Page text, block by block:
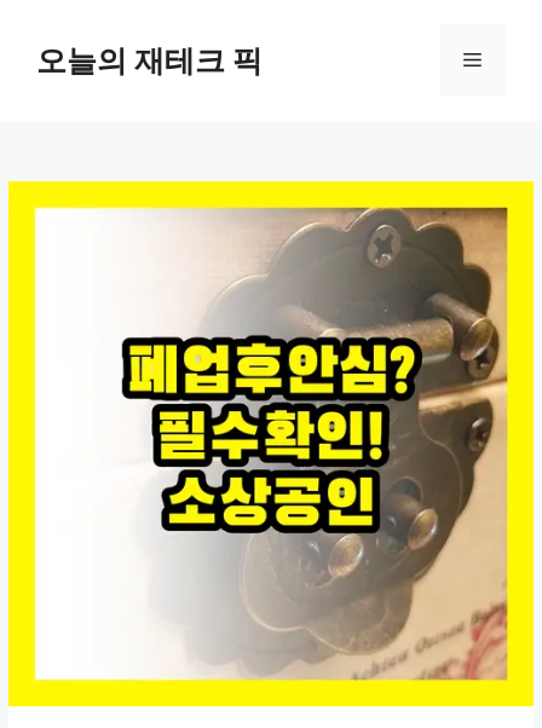
오늘의 재테크 픽 메